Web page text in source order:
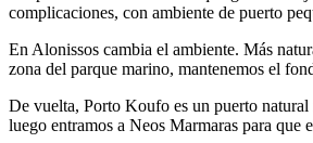
complicaciones, con ambiente de puerto
En Alonissos cambia el ambiente. Más
zona del parque marino, mantenemos el
De vuelta, Porto Koufo es un puerto
luego entramos a Neos Marmaras para que